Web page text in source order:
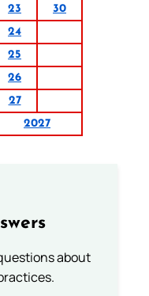
23
30
24
25
26
27
2027
about